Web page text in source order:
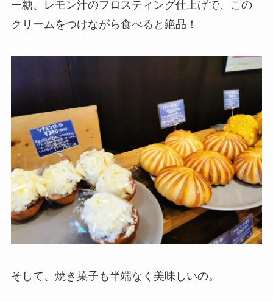
ー糖、レモン汁のフロスティング仕上げで、この
クリームをつけながら食べると絶品！
そして、焼き菓子も半端なく美味しいの。